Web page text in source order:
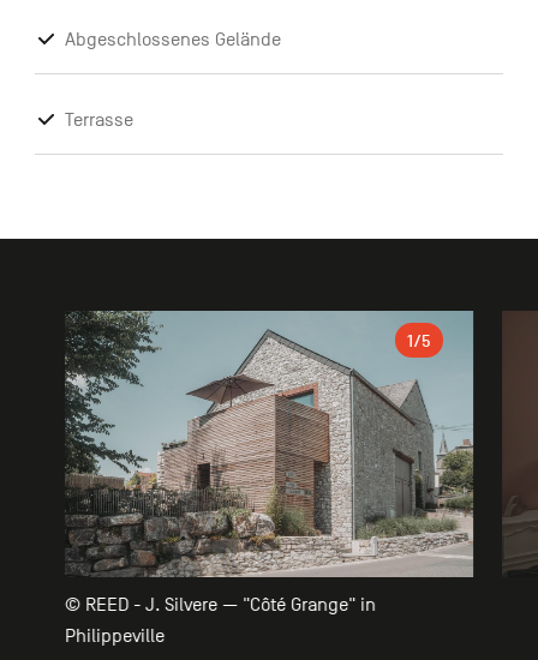
Abgeschlossenes Gelände
Terrasse
Galerie
© REED - J. Silvere — "Côté Grange" in
Philippeville
1/5